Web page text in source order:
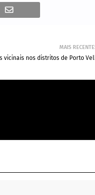
MAIS
vicinais nos distritos de Porto